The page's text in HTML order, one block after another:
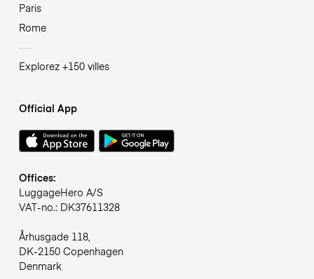
Paris
Rome
Explorez +150 villes
Official App
Offices:
LuggageHero A/S
VAT-no.: DK37611328
Århusgade 118,
DK-2150 Copenhagen
Denmark